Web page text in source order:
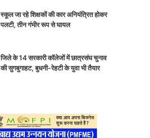
स्कूल जा रहे शिक्षकों की कार अनियंत्रित होकर
पलटी, तीन गंभीर रूप से घायल
जिले के 14 सरकारी कॉलेजों में छात्रसंघ चुनाव
की सुगबुगाहट, बुधनी-रेहटी के युवा भी तैयार